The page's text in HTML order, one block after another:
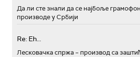
Да ли сте знали да се најбоље
производе у Србији
Re: Eh...
Лесковачка спржа – производ са